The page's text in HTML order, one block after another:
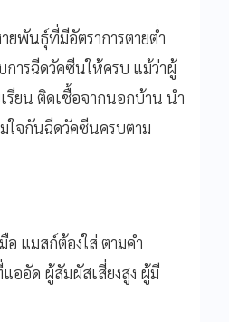
พันธุ์ที่มีอัตราการตายต่ำ
การฉีดวัคซีนให้ครบ แม้ว่าผู้
รียน ติดเชื้อจากนอกบ้าน นำ
ใจกันฉีดวัคซีนครบตาม
แมสก์ต้องใส่ ตามคำ
ออัด ผู้สัมผัสเสี่ยงสูง ผู้มี